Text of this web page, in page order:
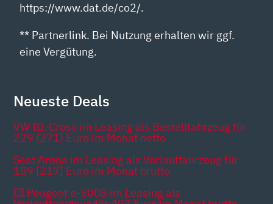
https://www.dat.de/co2/.
** Partnerlink. Bei Nutzung erhalten wir ggf.
eine Vergütung.
Neueste Deals
VW ID. Cross im Leasing als Bestellfahrzeug für
229 (271) Euro im Monat netto
Seat Arona im Leasing als Vorlauffahrzeug für
189 [217] Euro im Monat brutto
💥 Peugeot e-5008 im Leasing als